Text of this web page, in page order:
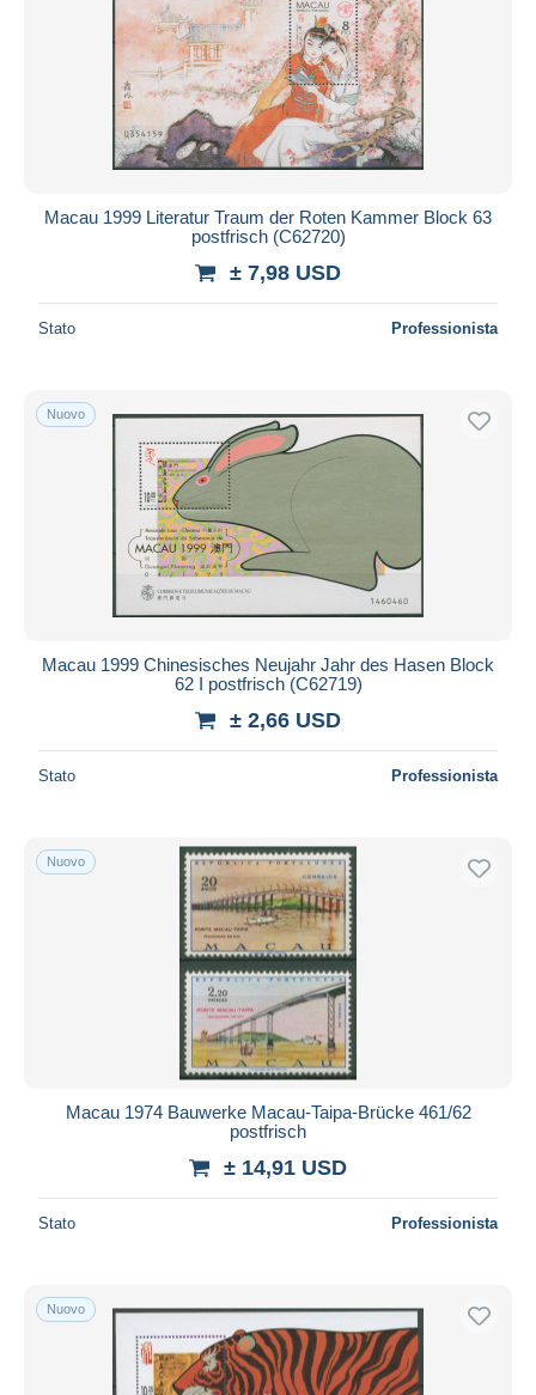
Macau 1999 Literatur Traum der Roten Kammer Block 63
postfrisch (C62720)
± 7,98 USD
Stato Professionista
Nuovo
Macau 1999 Chinesisches Neujahr Jahr des Hasen Block
62 I postfrisch (C62719)
± 2,66 USD
Stato Professionista
Nuovo
Macau 1974 Bauwerke Macau-Taipa-Brücke 461/62
postfrisch
± 14,91 USD
Stato Professionista
Nuovo